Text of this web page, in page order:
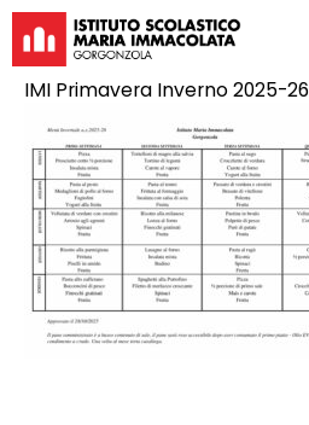
IMI Primavera Inverno 2025-26